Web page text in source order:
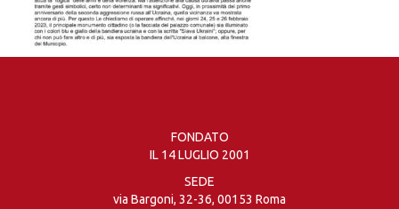
FONDATO
IL 14 LUGLIO 2001
SEDE
via Bargoni, 32-36, 00153 Roma